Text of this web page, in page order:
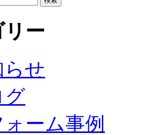
リー
らせ
グ
ォーム事例